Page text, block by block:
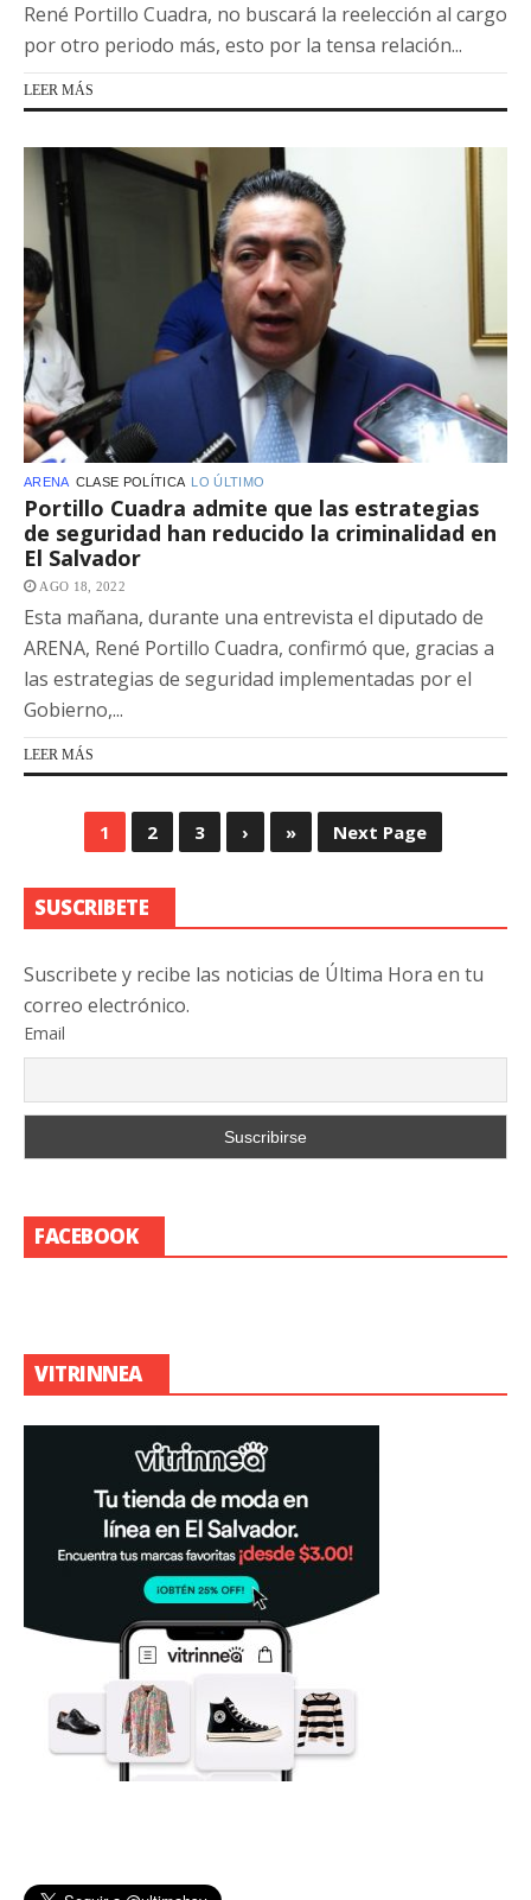
René Portillo Cuadra, no buscará la reelección al cargo
por otro periodo más, esto por la tensa relación...
LEER MÁS
ARENA CLASE POLÍTICA LO ÚLTIMO
Portillo Cuadra admite que las estrategias
de seguridad han reducido la criminalidad en
El Salvador
AGO 18, 2022
Esta mañana, durante una entrevista el diputado de
ARENA, René Portillo Cuadra, confirmó que, gracias a
las estrategias de seguridad implementadas por el
Gobierno,...
LEER MÁS
1 2 3 › » Next Page
SUSCRIBETE
Suscribete y recibe las noticias de Última Hora en tu
correo electrónico.
Email
FACEBOOK
VITRINNEA